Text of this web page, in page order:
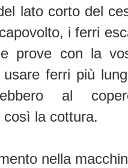
lato corto del
i ferri
prove con la
ferri più
al
la cottura.
nella